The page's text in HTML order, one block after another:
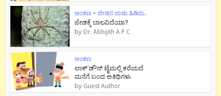
ಅಂಕಣ • ಜೇಡನ ಜಾಡು ಹಿಡಿದು..
ಜೇಡಕ್ಕೆ ಬಾಲವಿದೆಯಾ?
by Dr. Abhijith A P C
ಅಂಕಣ
ಲಾಕ್`ಡೌನ್ ಟೈಮಲ್ಲಿ ಕರೆಯದೆ
ಮನೆಗೆ ಬಂದ ಅತಿಥಿಗಳು
by Guest Author